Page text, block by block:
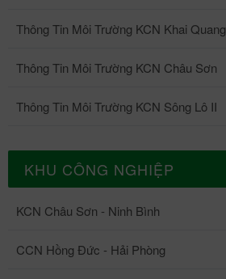
Thông Tin Môi Trường KCN Khai Quang
Thông Tin Môi Trường KCN Châu Sơn
Thông Tin Môi Trường KCN Sông Lô II
KHU CÔNG NGHIỆP
KCN Châu Sơn - Ninh Bình
CCN Hồng Đức - Hải Phòng